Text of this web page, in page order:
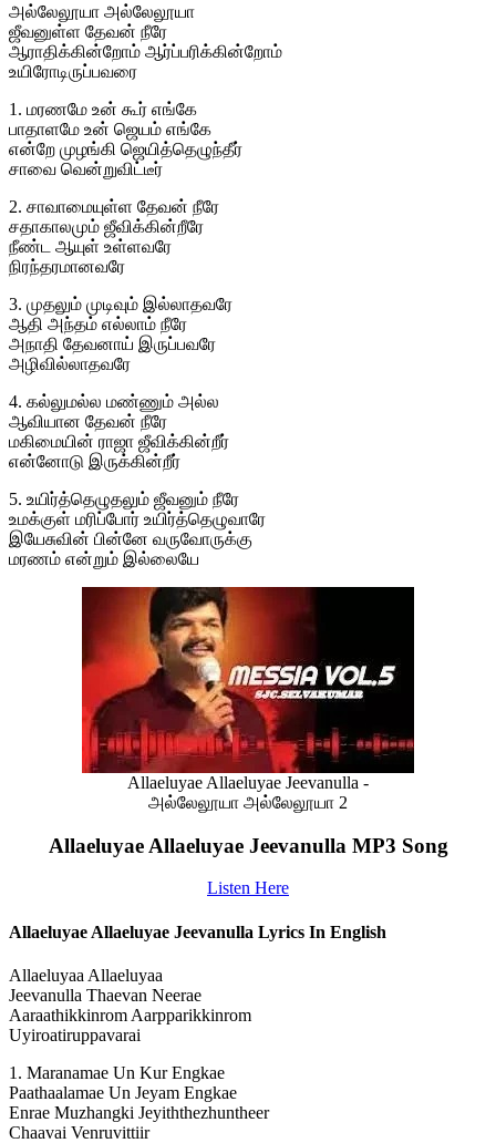
அல்லேலூயா அல்லேலூயா
ஜீவனுள்ள தேவன் நீரே
ஆராதிக்கின்றோம் ஆர்ப்பரிக்கின்றோம்
உயிரோடிருப்பவரை
1. மரணமே உன் கூர் எங்கே
பாதாளமே உன் ஜெயம் எங்கே
என்றே முழங்கி ஜெயித்தெழுந்தீர்
சாவை வென்றுவிட்டீர்
2. சாவாமையுள்ள தேவன் நீரே
சதாகாலமும் ஜீவிக்கின்றீரே
நீண்ட ஆயுள் உள்ளவரே
நிரந்தரமானவரே
3. முதலும் முடிவும் இல்லாதவரே
ஆதி அந்தம் எல்லாம் நீரே
அநாதி தேவனாய் இருப்பவரே
அழிவில்லாதவரே
4. கல்லுமல்ல மண்ணும் அல்ல
ஆவியான தேவன் நீரே
மகிமையின் ராஜா ஜீவிக்கின்றீர்
என்னோடு இருக்கின்றீர்
5. உயிர்த்தெழுதலும் ஜீவனும் நீரே
உமக்குள் மரிப்போர் உயிர்த்தெழுவாரே
இயேசுவின் பின்னே வருவோருக்கு
மரணம் என்றும் இல்லையே
Allaeluyae Allaeluyae Jeevanulla -
அல்லேலூயா அல்லேலூயா 2
Allaeluyae Allaeluyae Jeevanulla MP3 Song
Listen Here
Allaeluyae Allaeluyae Jeevanulla Lyrics In English
Allaeluyaa Allaeluyaa
Jeevanulla Thaevan Neerae
Aaraathikkinrom Aarpparikkinrom
Uyiroatiruppavarai
1. Maranamae Un Kur Engkae
Paathaalamae Un Jeyam Engkae
Enrae Muzhangki Jeyiththezhuntheer
Chaavai Venruvittiir